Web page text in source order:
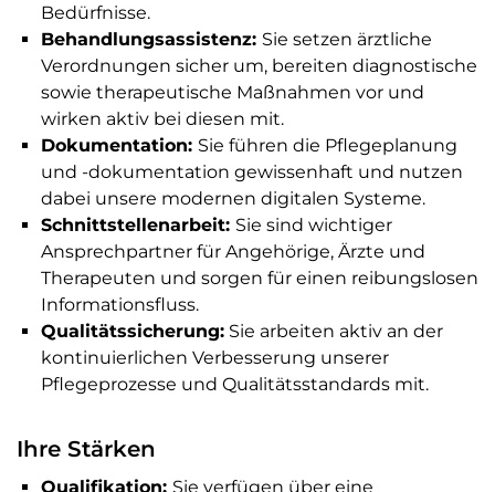
Bedürfnisse.
Behandlungsassistenz: Sie setzen ärztliche
Verordnungen sicher um, bereiten diagnostische
sowie therapeutische Maßnahmen vor und
wirken aktiv bei diesen mit.
Dokumentation: Sie führen die Pflegeplanung
und -dokumentation gewissenhaft und nutzen
dabei unsere modernen digitalen Systeme.
Schnittstellenarbeit: Sie sind wichtiger
Ansprechpartner für Angehörige, Ärzte und
Therapeuten und sorgen für einen reibungslosen
Informationsfluss.
Qualitätssicherung: Sie arbeiten aktiv an der
kontinuierlichen Verbesserung unserer
Pflegeprozesse und Qualitätsstandards mit.
Ihre Stärken
Qualifikation: Sie verfügen über eine